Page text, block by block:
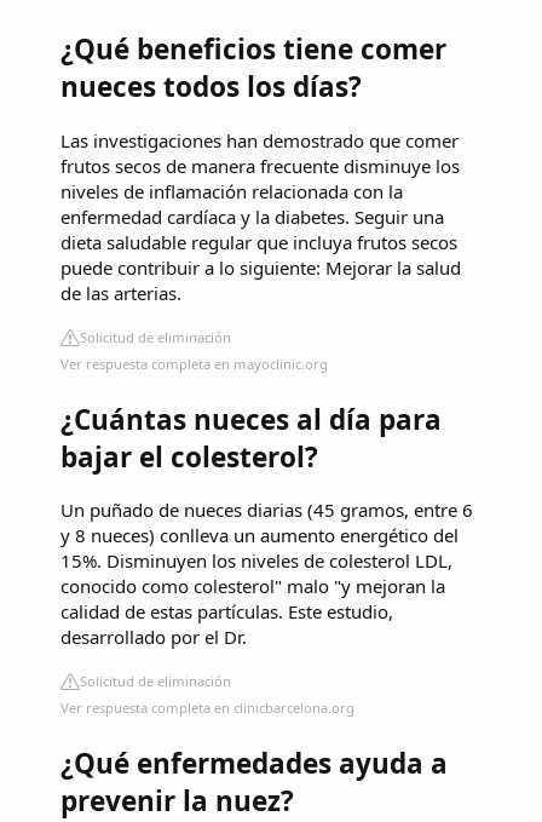
¿Qué beneficios tiene comer
nueces todos los días?
Las investigaciones han demostrado que comer
frutos secos de manera frecuente disminuye los
niveles de inflamación relacionada con la
enfermedad cardíaca y la diabetes. Seguir una
dieta saludable regular que incluya frutos secos
puede contribuir a lo siguiente: Mejorar la salud
de las arterias.
Solicitud de eliminación
Ver respuesta completa en mayoclinic.org
¿Cuántas nueces al día para
bajar el colesterol?
Un puñado de nueces diarias (45 gramos, entre 6
y 8 nueces) conlleva un aumento energético del
15%. Disminuyen los niveles de colesterol LDL,
conocido como colesterol" malo "y mejoran la
calidad de estas partículas. Este estudio,
desarrollado por el Dr.
Solicitud de eliminación
Ver respuesta completa en clinicbarcelona.org
¿Qué enfermedades ayuda a
prevenir la nuez?